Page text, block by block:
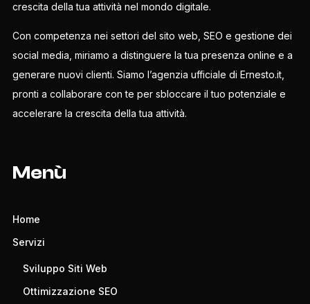
crescita della tua attività nel mondo digitale.
Con competenza nei settori del sito web, SEO e gestione dei
social media, miriamo a distinguere la tua presenza online e a
generare nuovi clienti. Siamo l’agenzia ufficiale di Ernesto.it,
pronti a collaborare con te per sbloccare il tuo potenziale e
accelerare la crescita della tua attività.
Menù
Home
Servizi
Sviluppo Siti Web
Ottimizzazione SEO